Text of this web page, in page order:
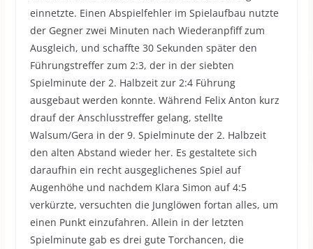
einnetzte. Einen Abspielfehler im Spielaufbau nutzte
der Gegner zwei Minuten nach Wiederanpfiff zum
Ausgleich, und schaffte 30 Sekunden später den
Führungstreffer zum 2:3, der in der siebten
Spielminute der 2. Halbzeit zur 2:4 Führung
ausgebaut werden konnte. Während Felix Anton kurz
drauf der Anschlusstreffer gelang, stellte
Walsum/Gera in der 9. Spielminute der 2. Halbzeit
den alten Abstand wieder her. Es gestaltete sich
daraufhin ein recht ausgeglichenes Spiel auf
Augenhöhe und nachdem Klara Simon auf 4:5
verkürzte, versuchten die Junglöwen fortan alles, um
einen Punkt einzufahren. Allein in der letzten
Spielminute gab es drei gute Torchancen, die